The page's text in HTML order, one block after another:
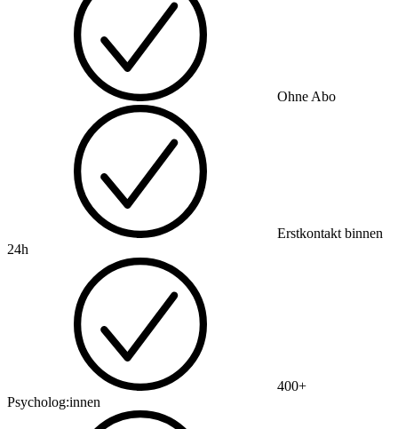
Ohne Abo
Erstkontakt binnen
24h
400+
Psycholog:innen